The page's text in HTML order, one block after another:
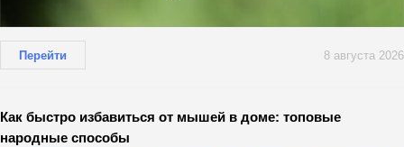
Перейти 8 августа 2026
Как быстро избавиться от мышей в доме: топовые
народные способы